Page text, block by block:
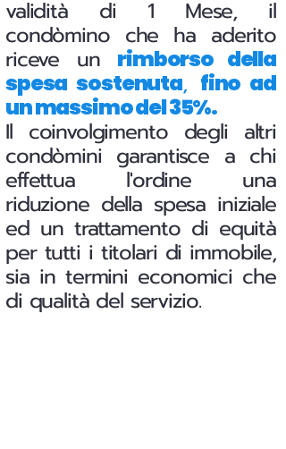
validità di 1 Mese, il
condòmino che ha aderito
riceve un rimborso della
spesa sostenuta, fino ad
un massimo del 35%.
Il coinvolgimento degli altri
condòmini garantisce a chi
effettua l'ordine una
riduzione della spesa iniziale
ed un trattamento di equità
per tutti i titolari di immobile,
sia in termini economici che
di qualità del servizio.